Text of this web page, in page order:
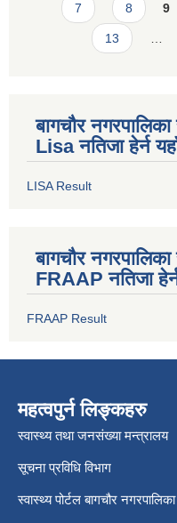
7 8 9
13 …
बागचौर
Lisa नतिजा हेर्न
LISA Result
बागचौर
FRAAP नतिजा
FRAAP Result
महत्वपुर्न लिङ्कहरु
स्वास्थ्य तथा जनसंख्या मन्त्रालय
सूचना प्रविधि विभाग
स्वास्थ्य पोर्टल बागचौर नगरपालिका